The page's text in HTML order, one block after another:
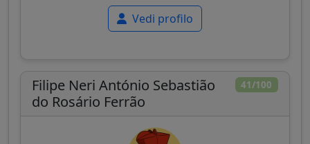
Vedi profilo
41/100
Filipe Neri António Sebastião
do Rosário Ferrão